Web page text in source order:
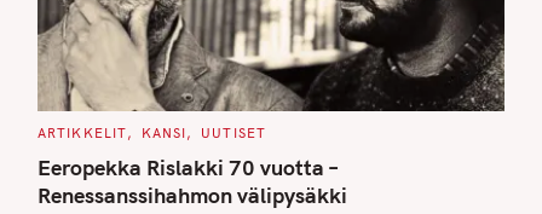
C
T
E
G
O
ARTIKKELIT KANSI UUTISET
Eeropekka Rislakki 70 vuotta –
Renessanssihahmon välipysäkki